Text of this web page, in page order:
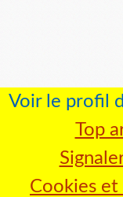
Voir le profil
Top
Cookies et